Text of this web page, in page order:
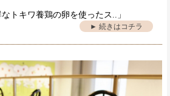
トキワ養鶏の卵を使ったス..」
► 続きはコチラ